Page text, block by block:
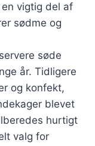
vigtig del af
sødme og
søde
år. Tidligere
og konfekt,
blevet
hurtigt
valg for